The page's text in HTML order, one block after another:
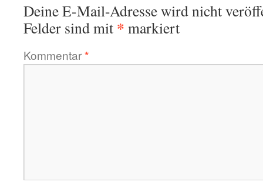
Deine E-Mail-Adresse wird nicht
Felder sind mit * markiert
Kommentar*